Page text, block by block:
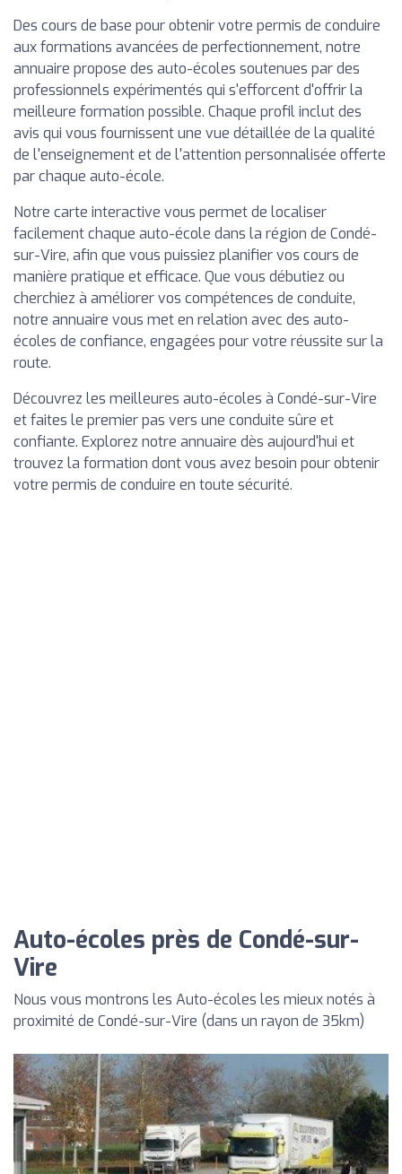
Des cours de base pour obtenir votre permis de conduire
aux formations avancées de perfectionnement, notre
annuaire propose des auto-écoles soutenues par des
professionnels expérimentés qui s'efforcent d'offrir la
meilleure formation possible. Chaque profil inclut des
avis qui vous fournissent une vue détaillée de la qualité
de l'enseignement et de l'attention personnalisée offerte
par chaque auto-école.
Notre carte interactive vous permet de localiser
facilement chaque auto-école dans la région de Condé-
sur-Vire, afin que vous puissiez planifier vos cours de
manière pratique et efficace. Que vous débutiez ou
cherchiez à améliorer vos compétences de conduite,
notre annuaire vous met en relation avec des auto-
écoles de confiance, engagées pour votre réussite sur la
route.
Découvrez les meilleures auto-écoles à Condé-sur-Vire
et faites le premier pas vers une conduite sûre et
confiante. Explorez notre annuaire dès aujourd'hui et
trouvez la formation dont vous avez besoin pour obtenir
votre permis de conduire en toute sécurité.
Auto-écoles près de Condé-sur-
Vire
Nous vous montrons les Auto-écoles les mieux notés à
proximité de Condé-sur-Vire (dans un rayon de 35km)